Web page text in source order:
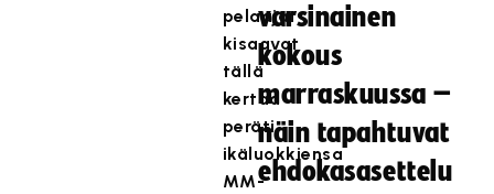
pelaajat
kisaavat
tällä
kertaa
peräti
ikäluokkiensa
MM-
varsinainen
kokous
marraskuussa –
näin tapahtuvat
ehdokasasettelu